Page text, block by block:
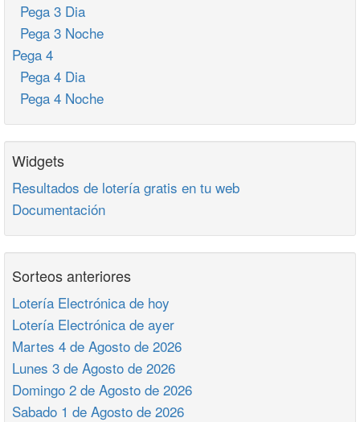
Pega 3 Dia
Pega 3 Noche
Pega 4
Pega 4 Dia
Pega 4 Noche
Widgets
Resultados de lotería gratis en tu web
Documentación
Sorteos anteriores
Lotería Electrónica de hoy
Lotería Electrónica de ayer
Martes 4 de Agosto de 2026
Lunes 3 de Agosto de 2026
Domingo 2 de Agosto de 2026
Sabado 1 de Agosto de 2026